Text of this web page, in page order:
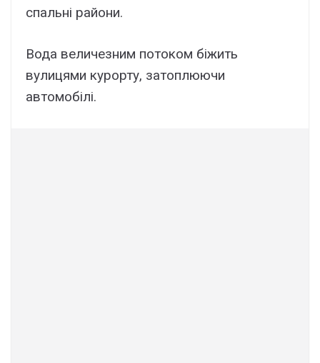
спальні райони.
Вода величезним потоком біжить
вулицями курорту, затоплюючи
автомобілі.